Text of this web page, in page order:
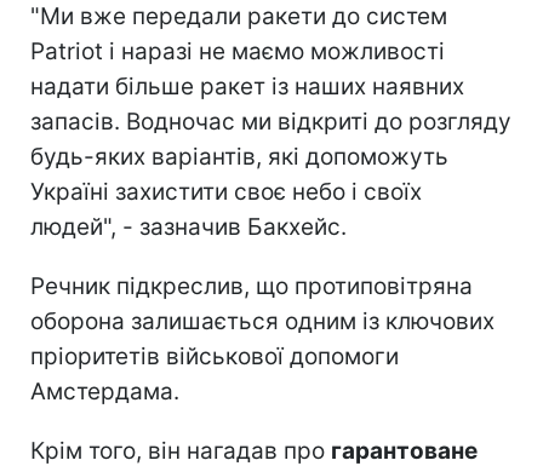
"Ми вже передали ракети до систем
Patriot і наразі не маємо можливості
надати більше ракет із наших наявних
запасів. Водночас ми відкриті до розгляду
будь-яких варіантів, які допоможуть
Україні захистити своє небо і своїх
людей", - зазначив Бакхейс.
Речник підкреслив, що протиповітряна
оборона залишається одним із ключових
пріоритетів військової допомоги
Амстердама.
Крім того, він нагадав про гарантоване